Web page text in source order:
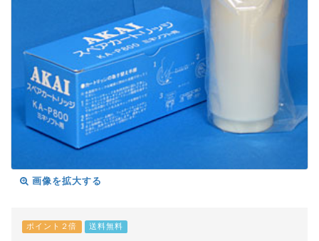
画像を拡大する
ポイント２倍 送料無料